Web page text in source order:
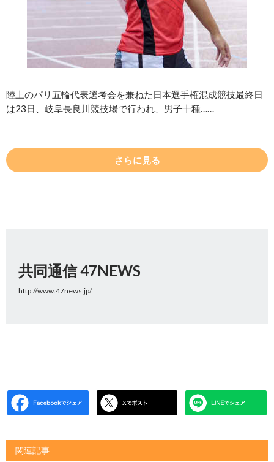
陸上のパリ五輪代表選考会を兼ねた日本選手権混成競技最終日
は23日、岐阜長良川競技場で行われ、男子十種……
さらに見る
共同通信 47NEWS
http://www.47news.jp/
関連記事